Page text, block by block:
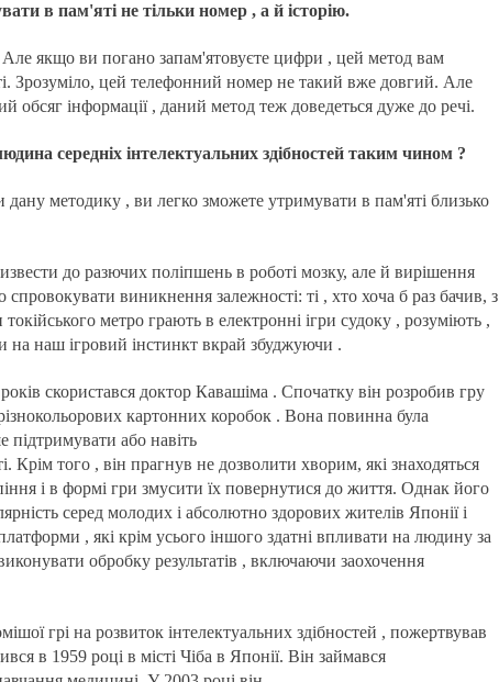
в пам'яті не тільки номер , а й історію.
Але якщо ви погано запам'ятовуєте цифри , цей метод вам
Зрозуміло, цей телефонний номер не такий вже довгий. Але
обсяг інформації , даний метод теж доведеться дуже до речі.
середніх інтелектуальних здібностей таким чином ?
дану методику , ви легко зможете утримувати в пам'яті близько
до разючих поліпшень в роботі мозку, але й вирішення
виникнення залежності: ті , хто хоча б раз бачив, з
метро грають в електронні ігри судоку , розуміють ,
на наш ігровий інстинкт вкрай збуджуючи .
скористався доктор Кавашіма . Спочатку він розробив гру
картонних коробок . Вона повинна була
або навіть
Крім того , він прагнув не дозволити хворим, які знаходяться
і в формі гри змусити їх повернутися до життя. Однак його
серед молодих і абсолютно здорових жителів Японії і
, які крім усього іншого здатні впливати на людину за
обробку результатів , включаючи заохочення
грі на розвиток інтелектуальних здібностей , пожертвував
в 1959 році в місті Чіба в Японії. Він займався